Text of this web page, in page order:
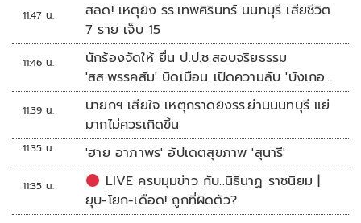
11:47 น.
สลด! เหตุยิง รร.เทพศิรินทร์ นนทบุรี เสียชีวิต
7 ราย เจ็บ 15
11:46 น.
นักร้องจัดให้ ยื่น ป.ป.ช.สอบจริยธรรม
'สส.พรรคส้ม' บิดเบือน เปิดความลับ 'บังเกอร์
ทหาร'
11:39 น.
นายกฯ เสียใจ เหตุกราดยิงรร.ย่านนนทบุรี แย่
มากไม่ควรเกิดขึ้น
11:35 น. 'ฮาย อาภาพร' อัปเดตสุขภาพ 'สุนารี'
11:35 น.
LIVE ครบมุมข่าว กับ..นิธินาฏ ราชนิยม |
ยุบ-โยก-เดือด! ถูกที่ผิดตัว?